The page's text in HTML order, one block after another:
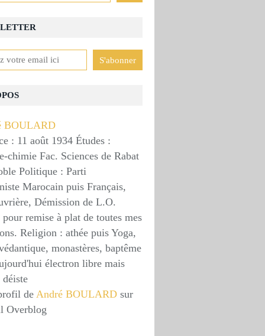
: 11 août 1934 Études :
chimie Fac. Sciences de Rabat
Politique : Parti
Marocain puis Français,
Démission de L.O.
remise à plat de toutes mes
Religion : athée puis Yoga,
monastères, baptême
électron libre mais
de André BOULARD sur
Overblog